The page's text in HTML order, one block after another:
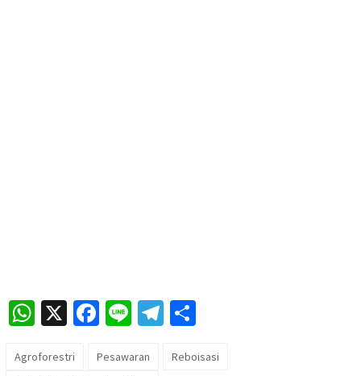
WhatsApp
X Facebook
LineTelegram
Agroforestri Pesawaran
Reboisasi